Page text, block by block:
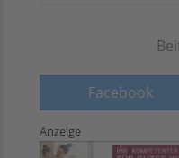
Facebook
Anzeige